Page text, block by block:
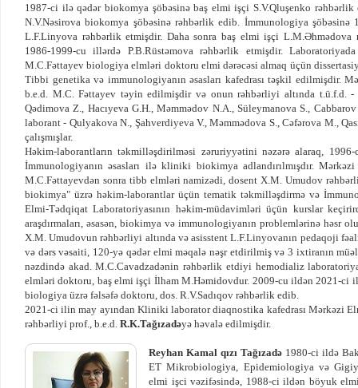
1987-ci ilə qədər biokomya şöbəsinə baş elmi işçi S.V.Qluşenko
N.V.Nəsirova biokomya şöbəsinə rəhbərlik edib. İmmunologiya
L.F.Linyova rəhbərlik etmişdir. Daha sonra baş elmi işçi L.M.Əhmədova
1986-1999-cu illərdə P.B.Rüstəmova rəhbərlik etmişdir.
M.C.Fəttayev biologiya elmləri doktoru elmi dərəcəsi almaq üçün
Tibbi genetika və immunologiyanın əsasları kafedrası təşkil edilmişdir.
b.e.d. M.C. Fəttayev təyin edilmişdir və onun rəhbərliyi altında t.ü.f.d.
Qədimova Z., Hacıyeva G.H., Məmmədov N.A., Süleymanova S.,
laborant - Qulyakova N., Şahverdiyeva V., Məmmədova S., Cəfərova M.,
çalışmışlar.
Həkim-laborantların təkmilləşdirilməsi zəruriyyətini nəzərə alaraq,
İmmunologiyanın əsasları ilə kliniki biokimya adlandırılmışdır.
M.C.Fəttayevdən sonra tibb elmləri namizədi, dosent X.M. Umudov
biokimya" üzrə həkim-laborantlar üçün tematik təkmilləşdirmə və
Elmi-Tədqiqat Laboratoriyasının həkim-müdavimləri üçün kurslar
araşdırmaları, əsasən, biokimya və immunologiyanın problemlərinə həsr
X.M. Umudovun rəhbərliyi altında və asisstent L.F.Linyovanın pedaqoji
və dərs vəsaiti, 120-yə qədər elmi məqalə nəşr etdirilmiş və 3 ixtiranın
nəzdində akad. M.C.Cavadzadənin rəhbərlik etdiyi hemodializ
elmləri doktoru, baş elmi işçi İlham M.Həmidovdur. 2009-cu ildən 2021-ci
biologiya üzrə fəlsəfə doktoru, dos. R.V.Sadıqov rəhbərlik edib.
2021-ci ilin may ayından Kliniki laborator diaqnostika kafedrası Mərkəzi
rəhbərliyi prof., b.e.d. R.K.Tağızadəyə həvalə edilmişdir.
Reyhan Kamal qızı Tağızadə1980-ci ildə
ET Mikrobiologiya, Epidemiologiya və
elmi işci vəzifəsində, 1988-ci ildən böyuk